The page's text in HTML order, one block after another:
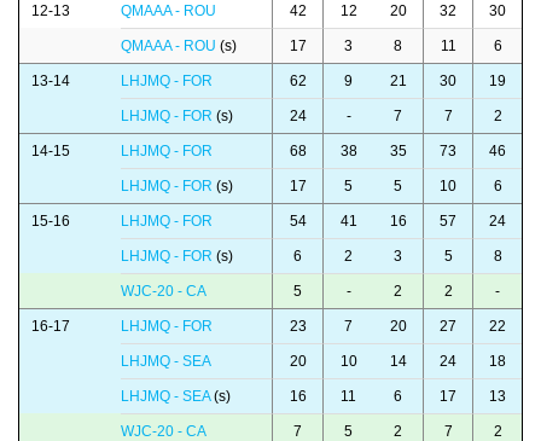
12-13 QMAAA - ROU 42 12 20 32 30
QMAAA - ROU (s) 17 3 8 11 6
13-14 LHJMQ - FOR 62 9 21 30 19
LHJMQ - FOR (s) 24 - 7 7 2
14-15 LHJMQ - FOR 68 38 35 73 46
LHJMQ - FOR (s) 17 5 5 10 6
15-16 LHJMQ - FOR 54 41 16 57 24
LHJMQ - FOR (s) 6 2 3 5 8
WJC-20 - CA 5 - 2 2 -
16-17 LHJMQ - FOR 23 7 20 27 22
LHJMQ - SEA 20 10 14 24 18
LHJMQ - SEA(s) 16 11 6 17 13
WJC-20 - CA 7 5 2 7 2